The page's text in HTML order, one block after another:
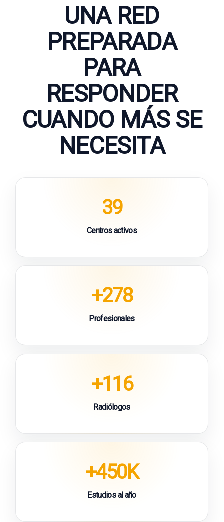
UNA RED
PREPARADA
PARA
RESPONDER
CUANDO MÁS SE
NECESITA
39
Centros activos
+278
Profesionales
+116
Radiólogos
+450K
Estudios al año